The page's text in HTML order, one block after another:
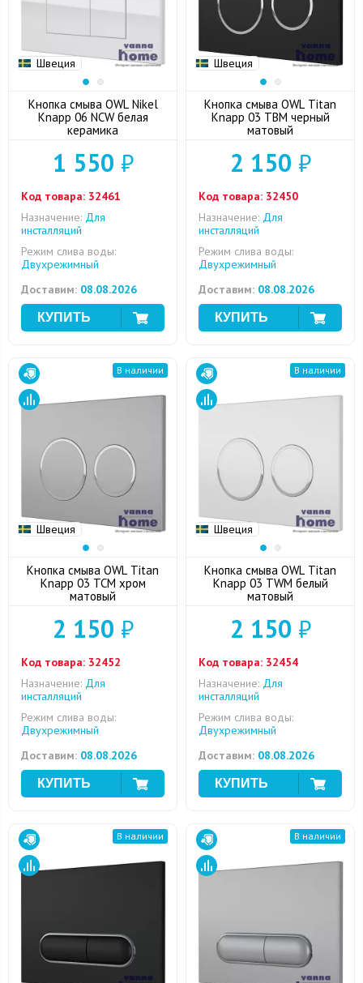
Швеция
Кнопка смыва OWL Nikel
Knapp 06 NCW белая
керамика
1 550 ₽
Код товара: 32461
Назначение: Для
инсталляций
Режим слива воды:
Двухрежимный
Доставим: 08.08.2026
Швеция
Кнопка смыва OWL Titan
Knapp 03 TBM черный
матовый
2 150 ₽
Код товара: 32450
Назначение: Для
инсталляций
Режим слива воды:
Двухрежимный
Доставим: 08.08.2026
Швеция
В наличии
Кнопка смыва OWL Titan
Knapp 03 TCM хром
матовый
2 150 ₽
Код товара: 32452
Назначение: Для
инсталляций
Режим слива воды:
Двухрежимный
Доставим: 08.08.2026
Швеция
В наличии
Кнопка смыва OWL Titan
Knapp 03 TWM белый
матовый
2 150 ₽
Код товара: 32454
Назначение: Для
инсталляций
Режим слива воды:
Двухрежимный
Доставим: 08.08.2026
В наличии В наличии